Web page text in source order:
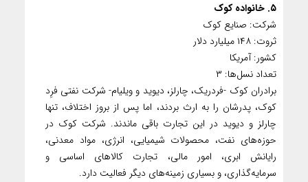
۵. خانواده کوک
شرکت: صنایع کوک
ثروت: ۱۴۸ میلیارد دلار
کشور: آمریکا
تعداد نسل‌ها: ۳
برادران کوک -فردریک، چارلز، دیوید و ویلیام- شرکت نفتی فرِد
کوک، پدرشان را به ارث بردند، اما پس از بروز اختلاف، تنها
چارلز و دیوید در این تجارت باقی ماندند. شرکت کوک در
حوزه‌های نفت، محصولات شیمیایی، انرژی، مواد معدنی،
رایانش ابری، امور مالی، تجارت کالاهای اساسی و
سرمایه‌گذاری، و بسیاری زمینه‌های دیگر فعالیت دارد.